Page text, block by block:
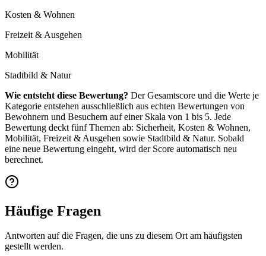
Kosten & Wohnen
Freizeit & Ausgehen
Mobilität
Stadtbild & Natur
Wie entsteht diese Bewertung? Der Gesamtscore und die Werte je
Kategorie entstehen ausschließlich aus echten Bewertungen von
Bewohnern und Besuchern auf einer Skala von 1 bis 5. Jede
Bewertung deckt fünf Themen ab: Sicherheit, Kosten & Wohnen,
Mobilität, Freizeit & Ausgehen sowie Stadtbild & Natur. Sobald
eine neue Bewertung eingeht, wird der Score automatisch neu
berechnet.
Häufige Fragen
Antworten auf die Fragen, die uns zu diesem Ort am häufigsten
gestellt werden.